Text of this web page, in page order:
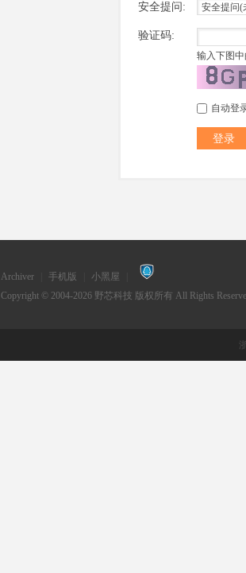
安全提问:
验证码:
输入下图
自动登
登录
Archiver 手机版 小黑屋
Copyright © 2004-2026 野芯科技 版权所有 All Rights